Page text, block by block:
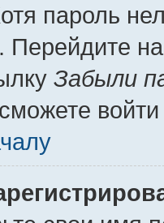
пароль
Перейдите
Забыли